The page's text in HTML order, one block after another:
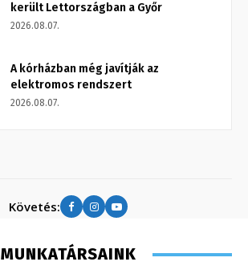
került Lettországban a Győr
2026.08.07.
A kórházban még javítják az
elektromos rendszert
2026.08.07.
Követés:
MUNKATÁRSAINK